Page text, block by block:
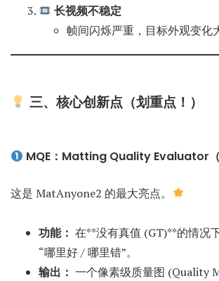
长视频不稳定
帧间闪烁严重，目标外观变化
三、核心创新点（划重点！）
MQE：Matting Quality Evaluator（
这是 MatAnyone2 的最大亮点。
功能： 在**没有真值 (GT)**的情况
“哪里好 / 哪里错”。
输出： 一个像素级质量图 (Quality